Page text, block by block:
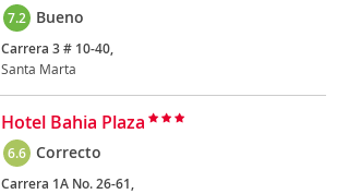
7.2 Bueno
Carrera 3 # 10-40,
Santa Marta
Hotel Bahia Plaza
6.6 Correcto
Carrera 1A No. 26-61,